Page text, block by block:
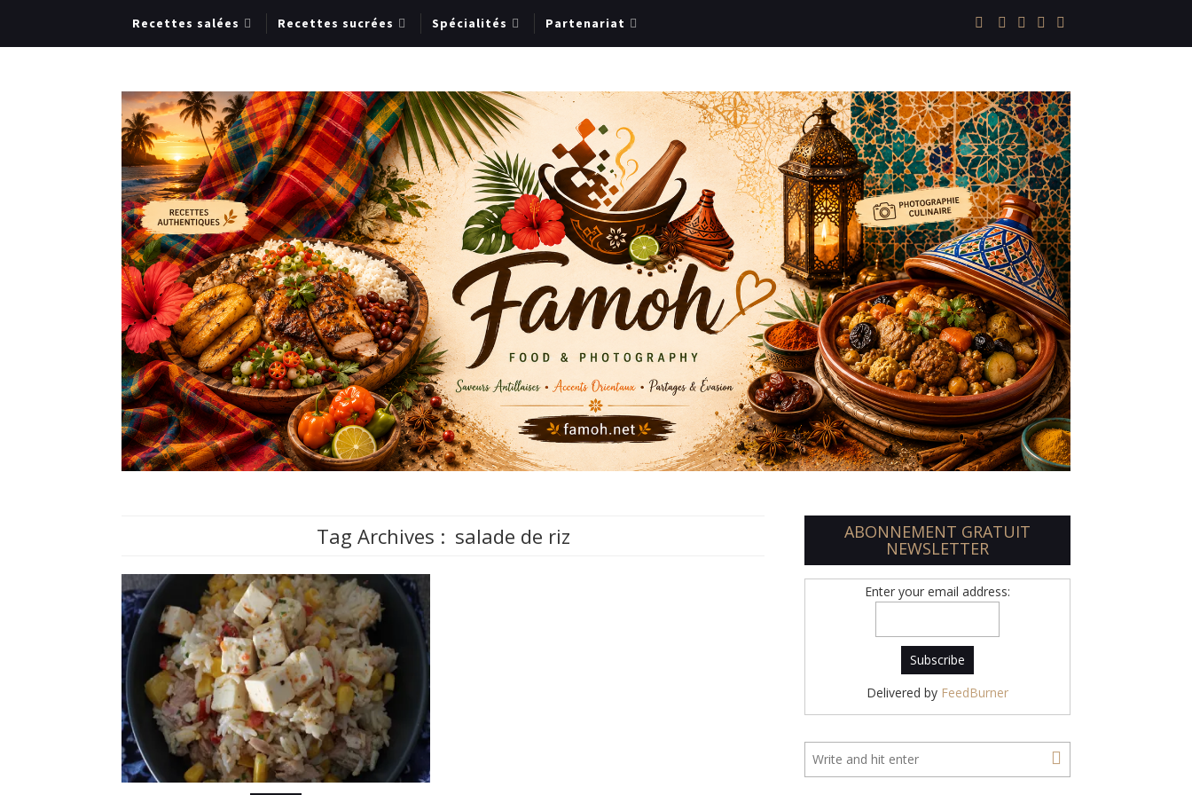
Recettes salées Recettes sucrées Spécialités Partenariat
Tag Archives : salade de riz ABONNEMENT GRATUIT
NEWSLETTER
Enter your email address:
Delivered by FeedBurner